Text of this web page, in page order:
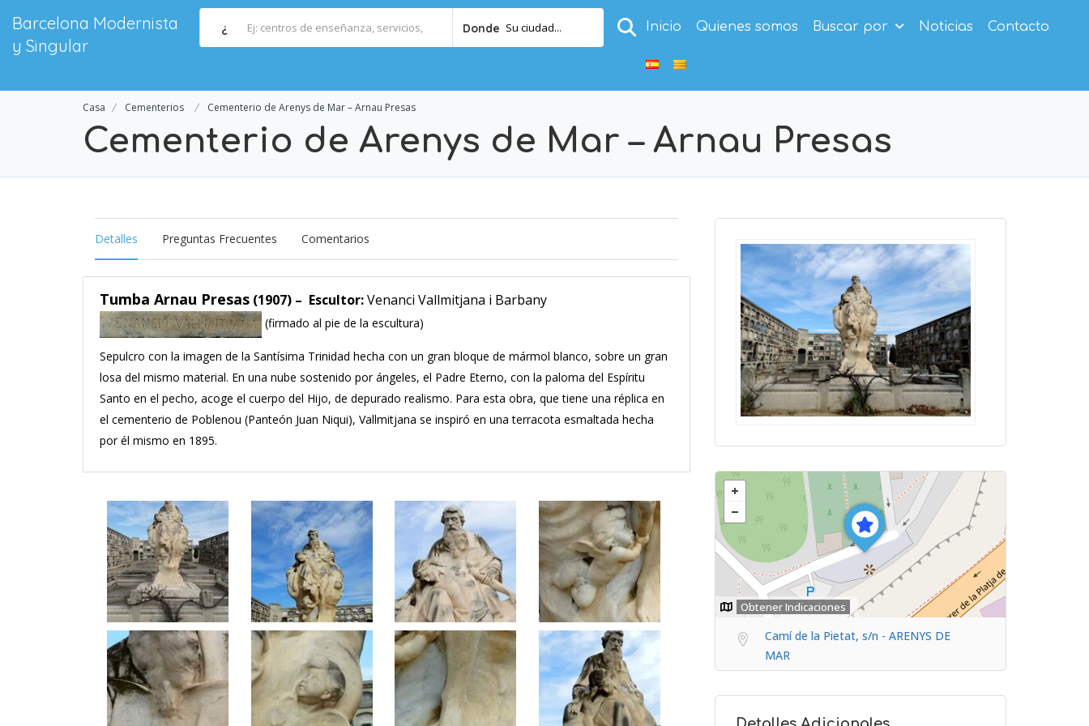
Barcelona Modernista
y Singular
¿ Donde Su ciudad... Inicio Quienes somos Buscar por Noticias Contacto
Casa Cementerios Cementerio de Arenys de Mar – Arnau Presas
Cementerio de Arenys de Mar – Arnau Presas
Detalles Preguntas Frecuentes Comentarios
Tumba Arnau Presas (1907) – Escultor:Venanci Vallmitjana i Barbany
(firmado al pie de la escultura)
Sepulcro con la imagen de la Santísima Trinidad hecha con un gran bloque de mármol blanco, sobre un gran
losa del mismo material. En una nube sostenido por ángeles, el Padre Eterno, con la paloma del Espíritu
Santo en el pecho, acoge el cuerpo del Hijo, de depurado realismo. Para esta obra, que tiene una réplica en
el cementerio de Poblenou (Panteón Juan Niqui), Vallmitjana se inspiró en una terracota esmaltada hecha
por él mismo en 1895.
Obtener Indicaciones
Camí de la Pietat, s/n - ARENYS DE
MAR